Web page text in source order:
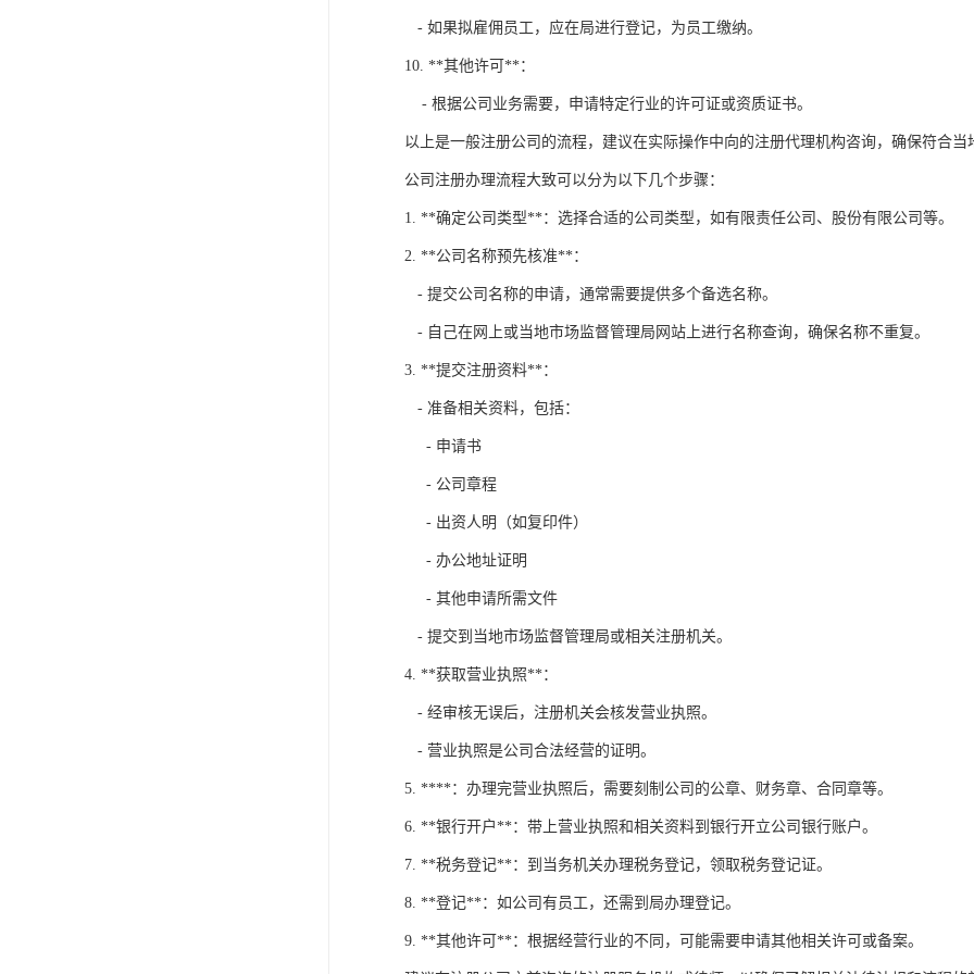
- 如果拟雇佣员工，应在局进行登记，为员工缴纳。
10. **其他许可**：
- 根据公司业务需要，申请特定行业的许可证或资质证书。
以上是一般注册公司的流程，建议在实际操作中向的注册代理机构咨询，确保符合当
公司注册办理流程大致可以分为以下几个步骤：
1. **确定公司类型**：选择合适的公司类型，如有限责任公司、股份有限公司等。
2. **公司名称预先核准**：
- 提交公司名称的申请，通常需要提供多个备选名称。
- 自己在网上或当地市场监督管理局网站上进行名称查询，确保名称不重复。
3. **提交注册资料**：
- 准备相关资料，包括：
- 申请书
- 公司章程
- 出资人明（如复印件）
- 办公地址证明
- 其他申请所需文件
- 提交到当地市场监督管理局或相关注册机关。
4. **获取营业执照**：
- 经审核无误后，注册机关会核发营业执照。
- 营业执照是公司合法经营的证明。
5. ****：办理完营业执照后，需要刻制公司的公章、财务章、合同章等。
6. **银行开户**：带上营业执照和相关资料到银行开立公司银行账户。
7. **税务登记**：到当务机关办理税务登记，领取税务登记证。
8. **登记**：如公司有员工，还需到局办理登记。
9. **其他许可**：根据经营行业的不同，可能需要申请其他相关许可或备案。